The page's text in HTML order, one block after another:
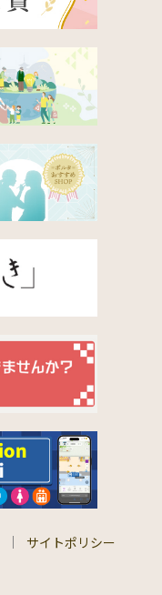
サイトポリシー